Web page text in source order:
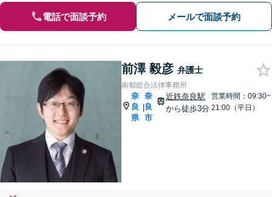
電話で面談予約 メールで面談予約
前澤 毅彦 弁護士
南都総合法律事務所
奈
良
県
|
奈
良
市
近鉄奈良駅
から徒歩3分
営業時間：09:30~
21:00（平日）